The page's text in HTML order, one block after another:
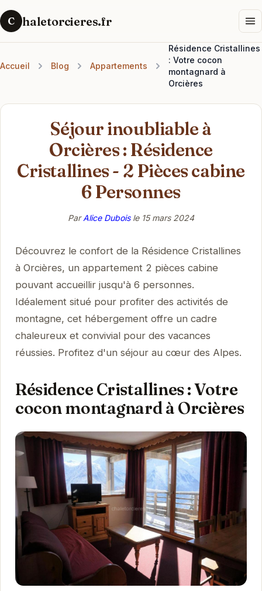
C haletorcieres.fr
Accueil Blog Appartements
Résidence Cristallines
: Votre cocon
montagnard à
Orcières
Séjour inoubliable à
Orcières : Résidence
Cristallines - 2 Pièces cabine
6 Personnes
ParAlice Duboisle 15 mars 2024
Découvrez le confort de la Résidence Cristallines
à Orcières, un appartement 2 pièces cabine
pouvant accueillir jusqu'à 6 personnes.
Idéalement situé pour profiter des activités de
montagne, cet hébergement offre un cadre
chaleureux et convivial pour des vacances
réussies. Profitez d'un séjour au cœur des Alpes.
Résidence Cristallines : Votre
cocon montagnard à Orcières